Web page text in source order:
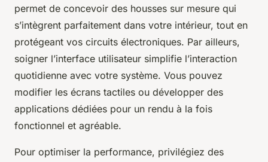
permet de concevoir des housses sur mesure qui
s’intègrent parfaitement dans votre intérieur, tout en
protégeant vos circuits électroniques. Par ailleurs,
soigner l’interface utilisateur simplifie l’interaction
quotidienne avec votre système. Vous pouvez
modifier les écrans tactiles ou développer des
applications dédiées pour un rendu à la fois
fonctionnel et agréable.
Pour optimiser la performance, privilégiez des